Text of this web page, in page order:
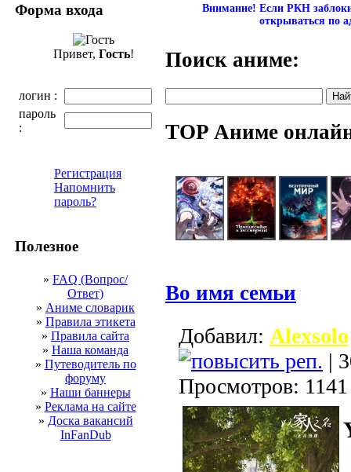
Форма входа
Привет, Гость!
логин :
пароль
:
Регистрация
Напомнить
пароль?
Полезное
» FAQ (Вопрос/
Ответ)
» Аниме словарик
» Правила этикета
» Правила сайта
» Наша команда
» Путеводитель по
форуму
» Наши баннеры
» Реклама на сайте
» Доска вакансий
InFanDub
Внимание! Если РКН
открываться по
Поиск аниме:
TOP Аниме
Во имя семьи
Добавил: Alexsolo
|
Просмотров: 1141